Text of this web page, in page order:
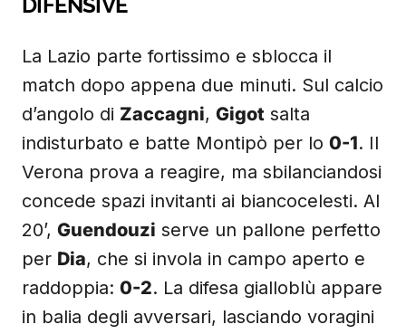
La Lazio parte fortissimo e sblocca il
match dopo appena due minuti. Sul calcio
d’angolo di Zaccagni, Gigot salta
indisturbato e batte Montipò per lo 0-1. Il
Verona prova a reagire, ma sbilanciandosi
concede spazi invitanti ai biancocelesti. Al
20’, Guendouzi serve un pallone perfetto
per Dia, che si invola in campo aperto e
raddoppia: 0-2. La difesa gialloblù appare
in balia degli avversari, lasciando voragini